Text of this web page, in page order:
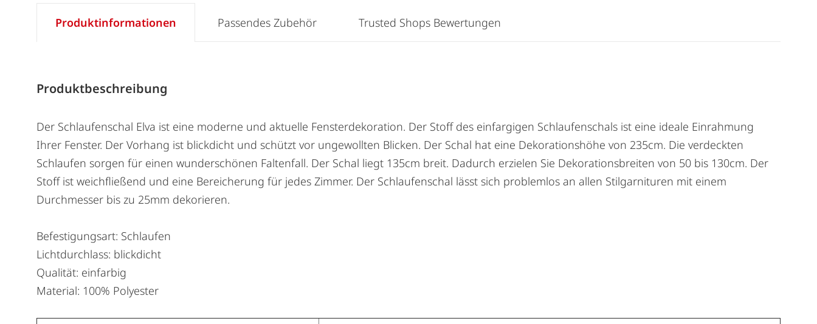
Produktinformationen
Produktbeschreibung
Der Schlaufenschal Elva ist eine moderne und aktuelle Fensterdekoration. Der Stoff des einfargigen Schlaufenschals ist eine ideale Einrahmung
Ihrer Fenster. Der Vorhang ist blickdicht und schützt vor ungewollten Blicken. Der Schal hat eine Dekorationshöhe von 235cm. Die verdeckten
Schlaufen sorgen für einen wunderschönen Faltenfall. Der Schal liegt 135cm breit. Dadurch erzielen Sie Dekorationsbreiten von 50 bis 130cm. Der
Stoff ist weichfließend und eine Bereicherung für jedes Zimmer. Der Schlaufenschal lässt sich problemlos an allen Stilgarnituren mit einem
Durchmesser bis zu 25mm dekorieren.
Befestigungsart: Schlaufen
Lichtdurchlass: blickdicht
Qualität: einfarbig
Material: 100% Polyester
Passendes Zubehör Trusted Shops Bewertungen